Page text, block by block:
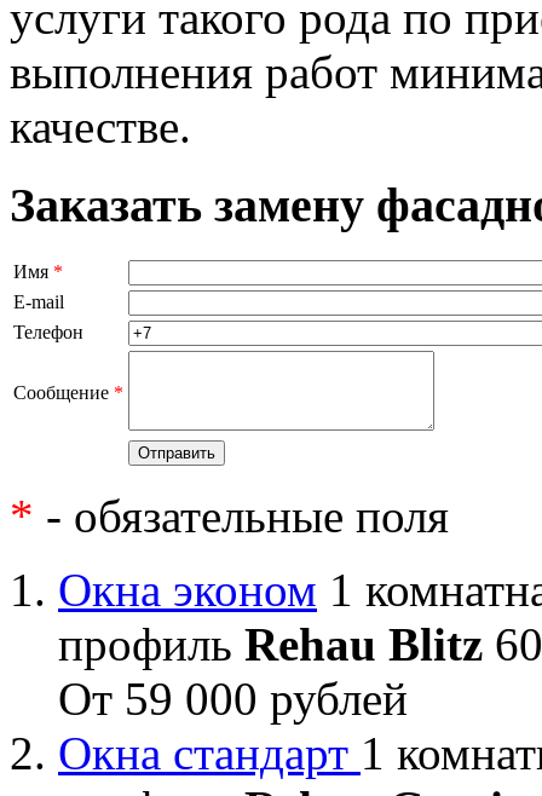
услуги такого рода по
выполнения работ
качестве.
Заказать замену
Имя *
E-mail
Телефон
Сообщение *
* - обязательные поля
Окна эконом 1
профиль Rehau Blitz
От 59 000 рублей
Окна стандарт 1